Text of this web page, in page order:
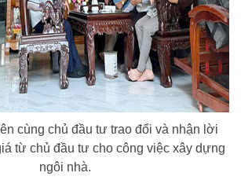
cùng chủ đầu tư trao đổi và nhận lời
từ chủ đầu tư cho công việc xây dựng
ngôi nhà.